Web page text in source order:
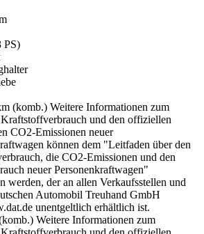
PS)
(komb.) Weitere Informationen zum
und den offiziellen
CO2-Emissionen neuer
können dem "Leitfaden über den
die CO2-Emissionen und den
neuer Personenkraftwagen"
werden, der an allen Verkaufsstellen und
Automobil Treuhand GmbH
unentgeltlich erhältlich ist.
Weitere Informationen zum